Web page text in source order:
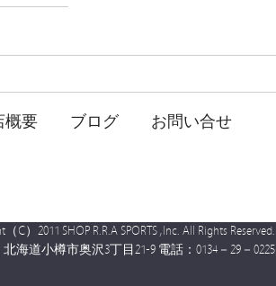
概要 ブログ お問い合せ
C）2011 SHOP R.R.A SPORTS ,Inc. All Rights Reserved.
海道小樽市奥沢3丁目21-9 電話：0134－29－0225